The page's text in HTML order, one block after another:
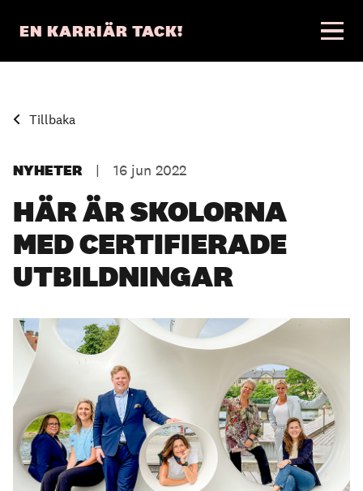
EN KARRIÄR TACK!
Tillbaka
NYHETER | 16 jun 2022
HÄR ÄR SKOLORNA
MED CERTIFIERADE
UTBILDNINGAR